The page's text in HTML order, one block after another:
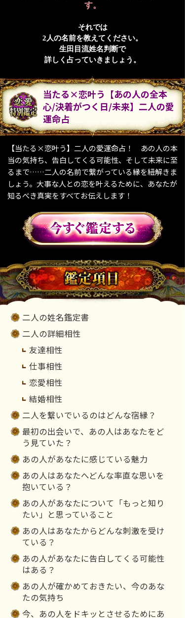
す。
それでは
2人の名前を教えてください。
生田目流姓名判断で
詳しく占っていきましょう。
当たる×恋叶う【あの人の全本
心/決着がつく日/未来】二人の愛
運命占
【当たる×恋叶う】二人の愛運命占！ あの人の本
当の気持ち、告白してくる可能性、そして未来に至
るまで……二人の名前で繋がっている縁を紐解きま
しょう。大事な人との恋を叶えるために、あなたが
知るべき真実をすべてお伝えします！
二人の姓名鑑定書
二人の詳細相性
友達相性
仕事相性
恋愛相性
結婚相性
二人を繋いでいるのはどんな宿縁？
最初の出会いで、あの人はあなたをど
う見ていた？
あの人があなたに感じている魅力
あの人はあなたへどんな率直な思いを
抱いている？
あの人があなたについて「もっと知り
たい」と思っていること
あの人はあなたからどんな刺激を受け
ている？
あの人があなたに告白してくる可能性
はある？
あの人が確かめておきたい、今のあな
たの気持ち
今、あの人をドキッとさせるためにあ